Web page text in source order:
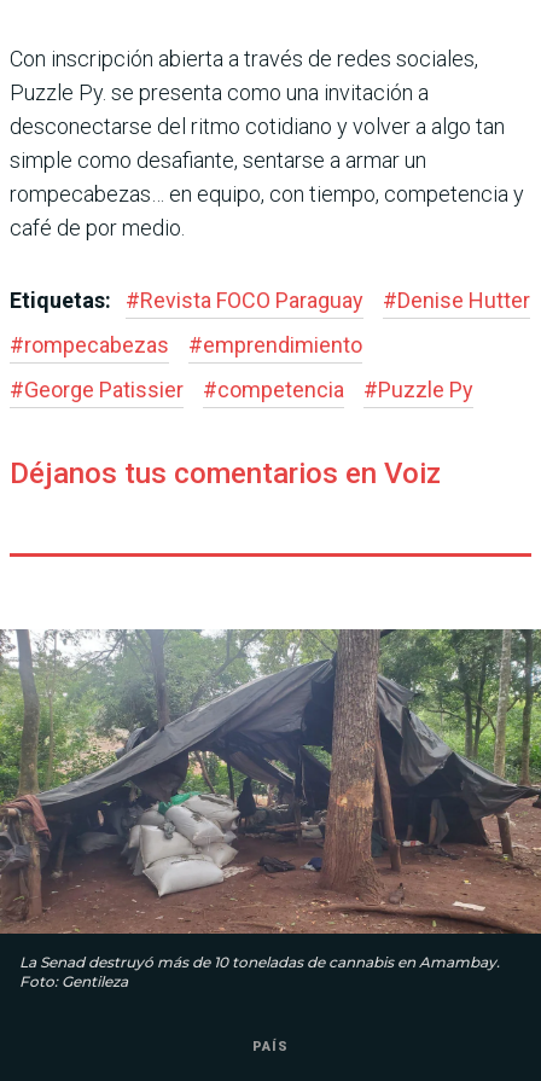
Con inscripción abierta a través de redes sociales,
Puzzle Py. se presenta como una invitación a
desconectarse del ritmo cotidiano y volver a algo tan
simple como desafiante, sentarse a armar un
rompecabezas… en equipo, con tiempo, competencia y
café de por medio.
Etiquetas: #Revista FOCO Paraguay #Denise Hutter
#rompecabezas #emprendimiento
#George Patissier #competencia #Puzzle Py
Déjanos tus comentarios en Voiz
La Senad destruyó más de 10 toneladas de cannabis en Amambay.
Foto: Gentileza
PAÍS